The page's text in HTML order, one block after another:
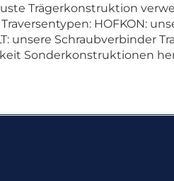
Trägerkonstruktion
HOFKON:
unsere Schraubverbinder
Sonderkonstruktionen